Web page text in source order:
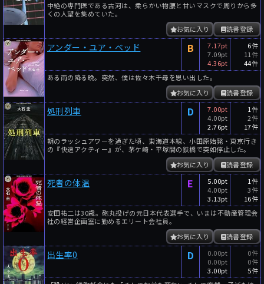
中絶の専門医である古河は、柔らかい物腰と甘いマスクで周りから多
くの人望を集めていた。
読書登録
お気に入り
アンダー・ユア・ベッド B
7.17pt
7.09pt
4.36pt
6件
11件
44件
ある雨の降る晩。突然、僕は佐々木千尋を思い出した。
読書登録
お気に入り
処刑列車 D
7.00pt
4.00pt
2.76pt
1件
2件
17件
朝のラッシュアワーを過ぎた頃、東海道本線、小田原始発・東京行き
の『快速アクティー』が、茅ケ崎・平塚間の鉄橋で突如停止した。
読書登録
お気に入り
死者の体温 E
5.00pt
4.00pt
3.13pt
1件
3件
16件
安田祐二は30歳。砲丸投げの元日本代表選手で、いまは不動産管理会
社の経営企画室に勤めるエリート会社員。
読書登録
お気に入り
出生率0 D
0.00pt
0.00pt
3.00pt
0件
0件
5件